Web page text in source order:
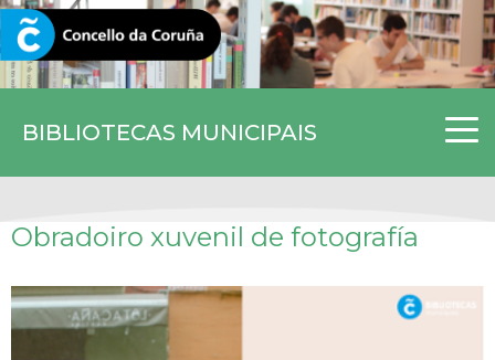
BIBLIOTECAS MUNICIPAIS
CORUNA.GAL
Obradoiro xuvenil de fotografía